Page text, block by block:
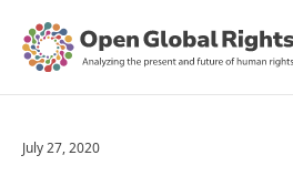
July 27, 2020